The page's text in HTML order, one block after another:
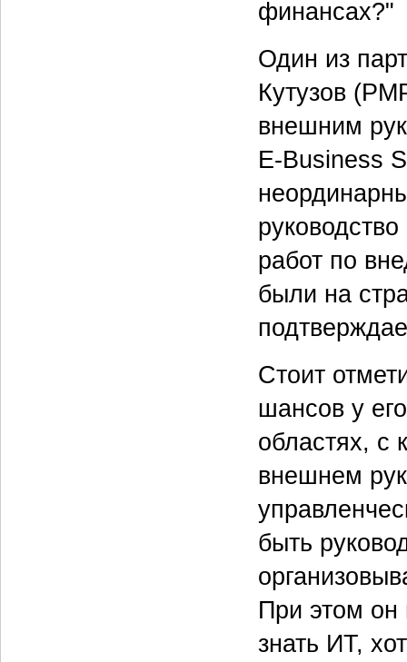
финансах?"
Один из
Кутузов
внешним
E-Business
работ по
были на
Стоит
шансов у
областях, с
внешнем
быть
При этом он
знать ИТ,